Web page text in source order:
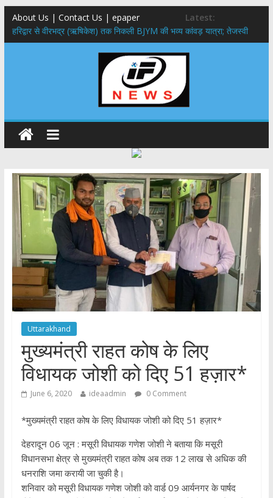
About Us | Contact Us | epaper
Latest:
​हरिद्वार से वीरभद्र (ऋषिकेश) तक निकली BJYM की भव्य कांवड़ यात्रा; तेजस्वी
सूर्या ने की देश व प्रदेशवासियों के कल्याण की कामना
नंदा की चौकी पुल हादसा: PWD के EE, AE और JE निलंबित, सीएम धामी के निर्देश
मुख्यमंत्री ने 9 लाख 87 हजार17 पेंशन लाभार्थियों को कुल 146 करोड़ 32 लाख
राष्ट्रीय हथकरघा दिवस पर मुख्यमंत्री धामी ने उत्कृष्ट बुनकरों और हस्तशिल्प
कारीगरों को किया सम्मानित
​धामी कैबिनेट का बड़ा फैसला: पशुपालकों को 60% तक सब्सिडी, गंगा एक्सप्रेसवे का
हरिद्वार तक होगा विस्तार
Uttarakhand
मुख्यमंत्री राहत कोष के लिए
विधायक जोशी को दिए 51 हज़ार*
June 6, 2020 ideaadmin 0 Comment
*मुख्यमंत्री राहत कोष के लिए विधायक जोशी को दिए 51 हज़ार*
देहरादून 06 जून : मसूरी विधायक गणेश जोशी ने बताया कि मसूरी
विधानसभा क्षेत्र से मुख्यमंत्री राहत कोष अब तक 12 लाख से अधिक की
धनराशि जमा करायी जा चुकी है।
शनिवार को मसूरी विधायक गणेश जोशी को वार्ड 09 आर्यनगर के पार्षद